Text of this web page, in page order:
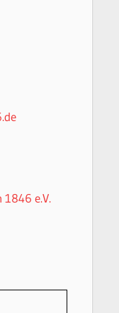
e.V.